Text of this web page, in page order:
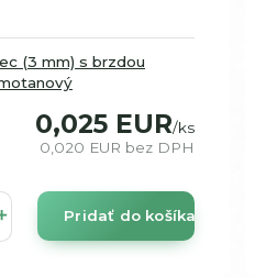
(3 mm) s brzdou
0,025 EUR/ks
0,020 EUR bez DPH
Pridať do košíka